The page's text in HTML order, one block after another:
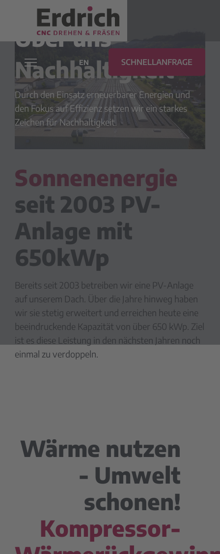
EN SCHNELLANFRAGE
Über uns
Nachhaltigkeit
Durch den Einsatz erneuerbarer Energien und
den Fokus auf Effizienz setzen wir ein starkes
Zeichen für Nachhaltigkeit.
Sonnenenergie
seit 2003 PV-
Anlage mit
650kWp
Bereits seit 2003 betreiben wir eine PV-Anlage
auf unserem Dach. Über die Jahre hinweg haben
wir sie stetig erweitert und erreichen heute eine
beeindruckende Kapazität von über 650 kWp. Ziel
ist es diese Leistung in den nächsten Jahren noch
einmal zu verdoppeln.
Wärme nutzen
- Umwelt
schonen!
Kompressor-